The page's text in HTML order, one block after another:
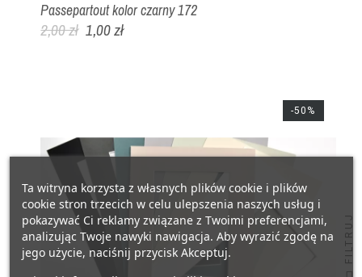
Passepartout kolor czarny 172
2,00 zł 1,00 zł
-50%
Ta witryna korzysta z własnych plików cookie i plików
cookie stron trzecich w celu ulepszenia naszych usług i
pokazywać Ci reklamy związane z Twoimi preferencjami,
analizując Twoje nawyki nawigacja. Aby wyrazić zgodę na
jego użycie, naciśnij przycisk Akceptuj.
FILTRUJ